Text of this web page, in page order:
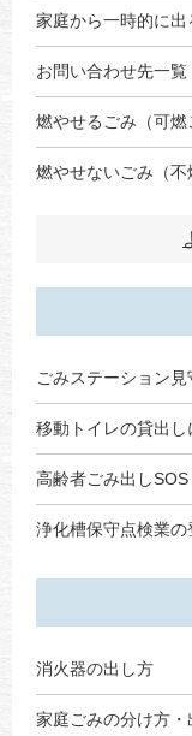
家庭から一時的に出
お問い合わせ先一覧
燃やせるごみ（可
燃やせないごみ（
ごみステーション
移動トイレの貸出し
高齢者ごみ出しSOS
浄化槽保守点検業
消火器の出し方
家庭ごみの分け方・